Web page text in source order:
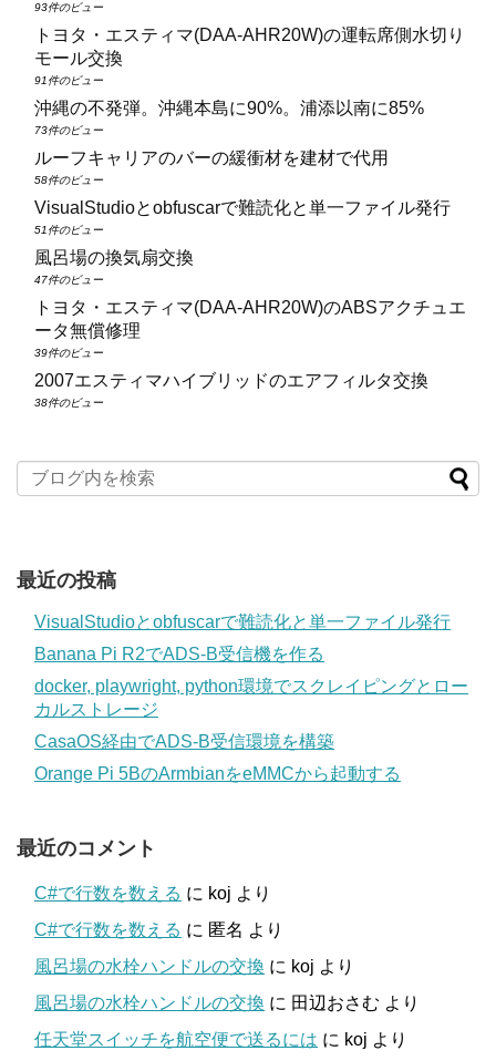
93件のビュー
トヨタ・エスティマ(DAA‑AHR20W)の運転席側水切り
モール交換
91件のビュー
沖縄の不発弾。沖縄本島に90%。浦添以南に85%
73件のビュー
ルーフキャリアのバーの緩衝材を建材で代用
58件のビュー
VisualStudioとobfuscarで難読化と単一ファイル発行
51件のビュー
風呂場の換気扇交換
47件のビュー
トヨタ・エスティマ(DAA‑AHR20W)のABSアクチュエ
ータ無償修理
39件のビュー
2007エスティマハイブリッドのエアフィルタ交換
38件のビュー
最近の投稿
VisualStudioとobfuscarで難読化と単一ファイル発行
Banana Pi R2でADS-B受信機を作る
docker, playwright, python環境でスクレイピングとロー
カルストレージ
CasaOS経由でADS-B受信環境を構築
Orange Pi 5BのArmbianをeMMCから起動する
最近のコメント
C#で行数を数える に koj より
C#で行数を数える に 匿名 より
風呂場の水栓ハンドルの交換 に koj より
風呂場の水栓ハンドルの交換 に 田辺おさむ より
任天堂スイッチを航空便で送るには に koj より